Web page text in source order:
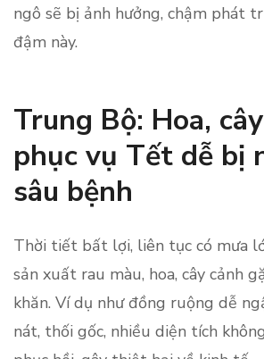
ngô sẽ bị ảnh hưởng, chậm phát
đậm này.
Trung Bộ: Hoa,
phục vụ Tết dễ bị
sâu bệnh
Thời tiết bất lợi, liên tục có mưa
sản xuất rau màu, hoa, cây cảnh
khăn. Ví dụ như đồng ruộng dễ
nát, thối gốc, nhiều diện tích